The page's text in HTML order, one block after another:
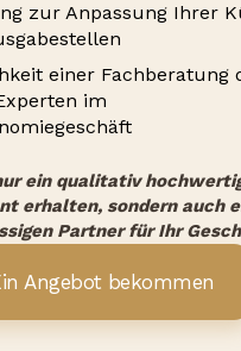
zur Anpassung Ihrer
einer Fachberatung
im
ein qualitativ
erhalten, sondern auch
Partner für Ihr
Angebot bekommen